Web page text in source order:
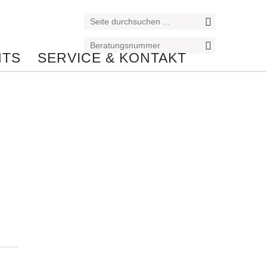
SERVICE & KONTAKT